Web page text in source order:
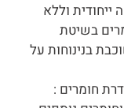
וללא
בשיטת
בנינוחות על
חומרים :